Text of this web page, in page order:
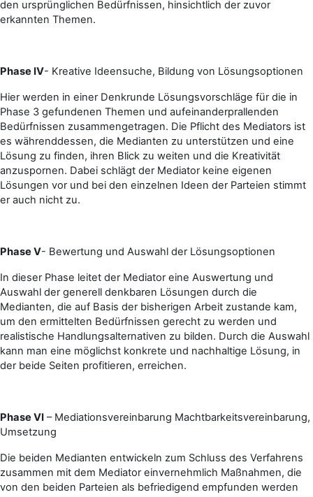
den ursprünglichen Bedürfnissen, hinsichtlich der zuvor
erkannten Themen.
Phase IV- Kreative Ideensuche, Bildung von Lösungsoptionen
Hier werden in einer Denkrunde Lösungsvorschläge für die in
Phase 3 gefundenen Themen und aufeinanderprallenden
Bedürfnissen zusammengetragen. Die Pflicht des Mediators ist
es währenddessen, die Medianten zu unterstützen und eine
Lösung zu finden, ihren Blick zu weiten und die Kreativität
anzuspornen. Dabei schlägt der Mediator keine eigenen
Lösungen vor und bei den einzelnen Ideen der Parteien stimmt
er auch nicht zu.
Phase V- Bewertung und Auswahl der Lösungsoptionen
In dieser Phase leitet der Mediator eine Auswertung und
Auswahl der generell denkbaren Lösungen durch die
Medianten, die auf Basis der bisherigen Arbeit zustande kam,
um den ermittelten Bedürfnissen gerecht zu werden und
realistische Handlungsalternativen zu bilden. Durch die Auswahl
kann man eine möglichst konkrete und nachhaltige Lösung, in
der beide Seiten profitieren, erreichen.
Phase VI – Mediationsvereinbarung Machtbarkeitsvereinbarung,
Umsetzung
Die beiden Medianten entwickeln zum Schluss des Verfahrens
zusammen mit dem Mediator einvernehmlich Maßnahmen, die
von den beiden Parteien als befriedigend empfunden werden